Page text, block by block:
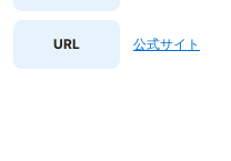
URL 公式サイト